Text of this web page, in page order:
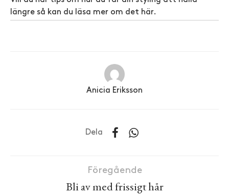
längre så kan du läsa mer om det här.
Anicia Eriksson
Dela
Föregående
Bli av med frissigt hår